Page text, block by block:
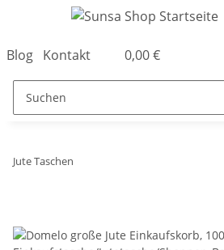
Blog Kontakt 0,00 €
Jute Taschen